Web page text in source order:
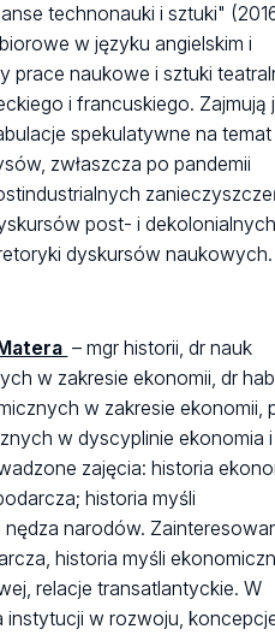
technonauki i sztuki"
w języku angielskim i
prace naukowe i sztuki
i francuskiego. Zajmują
spekulatywne na temat
zwłaszcza po pandemii
post- i
dyskursów naukowych.
– mgr historii, dr nauk
w zakresie ekonomii, dr
w zakresie ekonomii,
w dyscyplinie ekonomia i
zajęcia: historia
historia myśli
narodów.
historia myśli
relacje transatlantyckie. W
instytucji w rozwoju,